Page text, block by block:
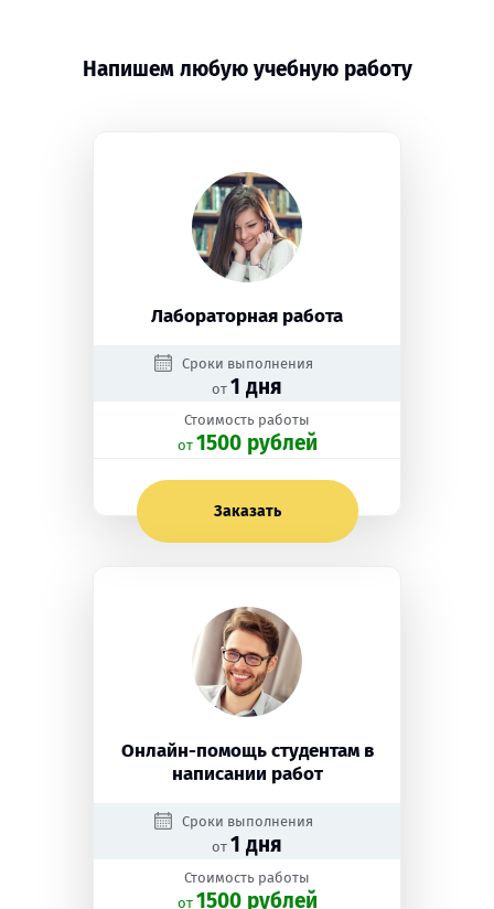
Напишем любую учебную работу
Лабораторная работа
Сроки выполнения
от 1 дня
Стоимость работы
oт 1500 рублей
Заказать
Онлайн-помощь студентам в
написании работ
Сроки выполнения
от 1 дня
Стоимость работы
oт 1500 рублей